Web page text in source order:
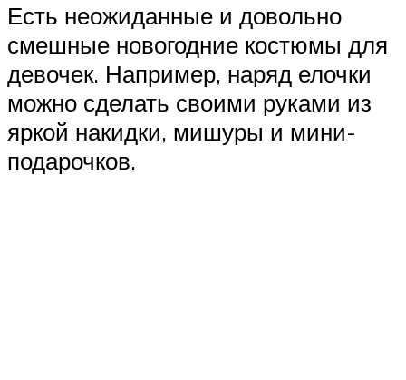
Есть неожиданные и довольно
смешные новогодние костюмы для
девочек. Например, наряд елочки
можно сделать своими руками из
яркой накидки, мишуры и мини-
подарочков.